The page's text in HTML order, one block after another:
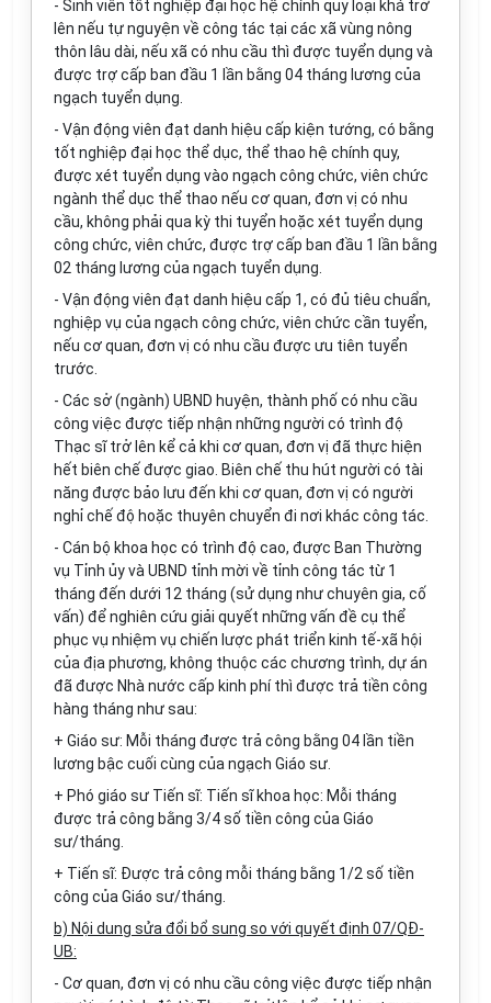
- Sinh viên tốt nghiệp đại học hệ chính quy loại khá trở
lên nếu tự nguyện về công tác tại các xã vùng nông
thôn lâu dài, nếu xã có nhu cầu thì được tuyển dụng và
được trợ cấp ban đầu 1 lần bằng 04 tháng lương của
ngạch tuyển dụng.
- Vận động viên đạt danh hiệu cấp kiện tướng, có bằng
tốt nghiệp đại học thể dục, thể thao hệ chính quy,
được xét tuyển dụng vào ngạch công chức, viên chức
ngành thể dục thể thao nếu cơ quan, đơn vị có nhu
cầu, không phải qua kỳ thi tuyển hoặc xét tuyển dụng
công chức, viên chức, được trợ cấp ban đầu 1 lần bằng
02 tháng lương của ngạch tuyển dụng.
- Vận động viên đạt danh hiệu cấp 1, có đủ tiêu chuẩn,
nghiệp vụ của ngạch công chức, viên chức cần tuyển,
nếu cơ quan, đơn vị có nhu cầu được ưu tiên tuyển
trước.
- Các sở(ngành) UBND huyện, thành phố có nhu cầu
công việc được tiếp nhận những người có trình độ
Thạc sĩtrở lên kểcả khi cơ quan, đơn vị đã thực hiện
hết biên chế được giao. Biên chế thu hút người có tài
năng được bảo lưu đến khi cơ quan, đơn vị có người
nghỉ chế độ hoặc thuyên chuyển đi nơi khác công tác.
- Cán bộ khoa học có trình độ cao, được Ban Thường
vụ Tỉnh ủyvà UBND tỉnh mời về tỉnh công tác từ 1
tháng đến dưới 12 tháng (sử dụng như chuyên gia, cố
vấn) để nghiên cứu giải quyết những vấn đề cụ thể
phục vụ nhiệm vụ chiến ược phát triển kinh tế-xã hội
của địa phương, không thuộc các chương trình, dự án
đã được Nhà nước cấp kinh phí thì được trả tiền công
hàng tháng như sau:
+ Giáo sư: Mỗi tháng được trả công bằng 04 ần tiền
ương bậc cuối cùng của ngạch Giáo sư.
+ Phó giáo sư Tiến sĩ: Tiến sĩ khoa học: Mỗi tháng
được trả công bằng 3/4 số tiền công của Giáo
sư/tháng.
+ Tiến sĩ: Được trả công mỗi tháng bằng 1/2 số tiền
công của Giáo sư/tháng.
b) Nội dung sửa đổi bổ sung so với quyết định 07/QĐ-
UB:
- Cơ quan, đơn vị có nhu cầu công việc được tiếp nhận